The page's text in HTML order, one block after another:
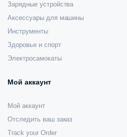
Зарядные устройства
Аксессуары для машины
Инструменты
Здоровье и спорт
Электросамокаты
Мой аккаунт
Мой аккаунт
Отследить ваш заказ
Track your Order